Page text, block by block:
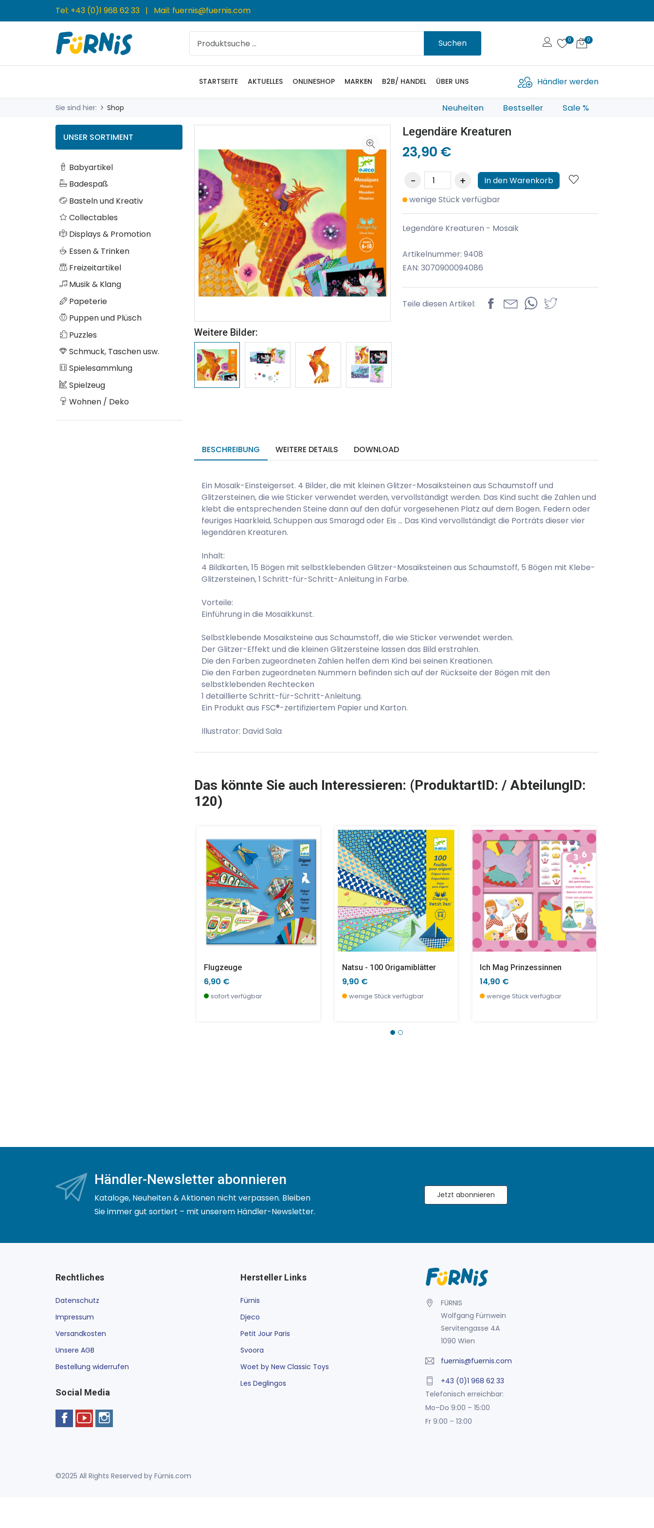
Tel: +43 (0)1 968 62 33 | Mail: fuernis@fuernis.com
Suchen
STARTSEITE AKTUELLES ONLINESHOP MARKEN B2B/ HANDEL ÜBER UNS Händler werden
Sie sind hier: Shop Neuheiten Bestseller Sale %
UNSER SORTIMENT
Babyartikel
Badespaß
Basteln und Kreativ
Collectables
Displays & Promotion
Essen & Trinken
Freizeitartikel
Musik & Klang
Papeterie
Puppen und Plüsch
Puzzles
Schmuck, Taschen usw.
Spielesammlung
Spielzeug
Wohnen / Deko
Weitere Bilder:
Legendäre Kreaturen
23,90 €
In den Warenkorb
wenige Stück verfügbar
Legendäre Kreaturen - Mosaik
Artikelnummer: 9408
EAN: 3070900094086
Teile diesen Artikel:
BESCHREIBUNG WEITERE DETAILS DOWNLOAD
Ein Mosaik-Einsteigerset. 4 Bilder, die mit kleinen Glitzer-Mosaiksteinen aus Schaumstoff und
Glitzersteinen, die wie Sticker verwendet werden, vervollständigt werden. Das Kind sucht die Zahlen und
klebt die entsprechenden Steine dann auf den dafür vorgesehenen Platz auf dem Bogen. Federn oder
feuriges Haarkleid, Schuppen aus Smaragd oder Eis ... Das Kind vervollständigt die Porträts dieser vier
legendären Kreaturen.
Inhalt:
4 Bildkarten, 15 Bögen mit selbstklebenden Glitzer-Mosaiksteinen aus Schaumstoff, 5 Bögen mit Klebe-
Glitzersteinen, 1 Schritt-für-Schritt-Anleitung in Farbe.
Vorteile:
Einführung in die Mosaikkunst.
Selbstklebende Mosaiksteine aus Schaumstoff, die wie Sticker verwendet werden.
Der Glitzer-Effekt und die kleinen Glitzersteine lassen das Bild erstrahlen.
Die den Farben zugeordneten Zahlen helfen dem Kind bei seinen Kreationen.
Die den Farben zugeordneten Nummern befinden sich auf der Rückseite der Bögen mit den
selbstklebenden Rechtecken
1 detaillierte Schritt-für-Schritt-Anleitung.
Ein Produkt aus FSC®-zertifiziertem Papier und Karton.
Illustrator: David Sala
Das könnte Sie auch Interessieren: (ProduktartID: / AbteilungID:
120)
Flugzeuge
6,90 €
sofort verfügbar
Natsu - 100 Origamiblätter
9,90 €
wenige Stück verfügbar
Ich Mag Prinzessinnen
14,90 €
wenige Stück verfügbar
Händler-Newsletter abonnieren
Kataloge, Neuheiten & Aktionen nicht verpassen. Bleiben
Sie immer gut sortiert – mit unserem Händler-Newsletter.
Jetzt abonnieren
Rechtliches
Datenschutz
Impressum
Versandkosten
Unsere AGB
Bestellung widerrufen
Social Media
Hersteller Links
Fürnis
Djeco
Petit Jour Paris
Svoora
Woet by New Classic Toys
Les Deglingos
FÜRNIS
Wolfgang Fürnwein
Servitengasse 4A
1090 Wien
fuernis@fuernis.com
+43 (0)1 968 62 33
Telefonisch erreichbar:
Mo–Do 9:00 – 15:00
Fr 9:00 – 13:00
©2025 All Rights Reserved by Fürnis.com